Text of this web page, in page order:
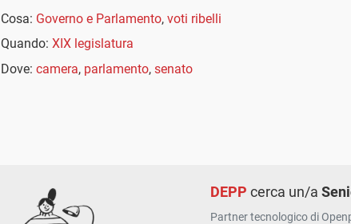
Cosa: Governo e Parlamento, voti ribelli
Quando: XIX legislatura
Dove: camera, parlamento, senato
DEPP cerca un/a
Partner tecnologico di